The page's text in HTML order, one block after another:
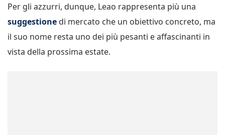
Per gli azzurri, dunque, Leao rappresenta più una
suggestione di mercato che un obiettivo concreto, ma
il suo nome resta uno dei più pesanti e affascinanti in
vista della prossima estate.